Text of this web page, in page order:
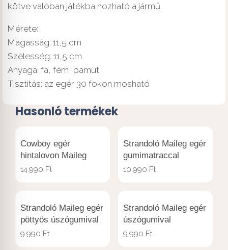
kötve valóban játékba hozható a jármű.
Mérete:
Magasság: 11,5 cm
Szélesség: 11,5 cm
Anyaga: fa, fém, pamut
Tisztítás: az egér 30 fokon mosható
Hasonló termékek
Cowboy egér
hintalovon Maileg
14.990 Ft
Strandoló Maileg egér
gumimatraccal
10.990 Ft
Strandoló Maileg egér
pöttyös úszógumival
9.990 Ft
Strandoló Maileg egér
úszógumival
9.990 Ft